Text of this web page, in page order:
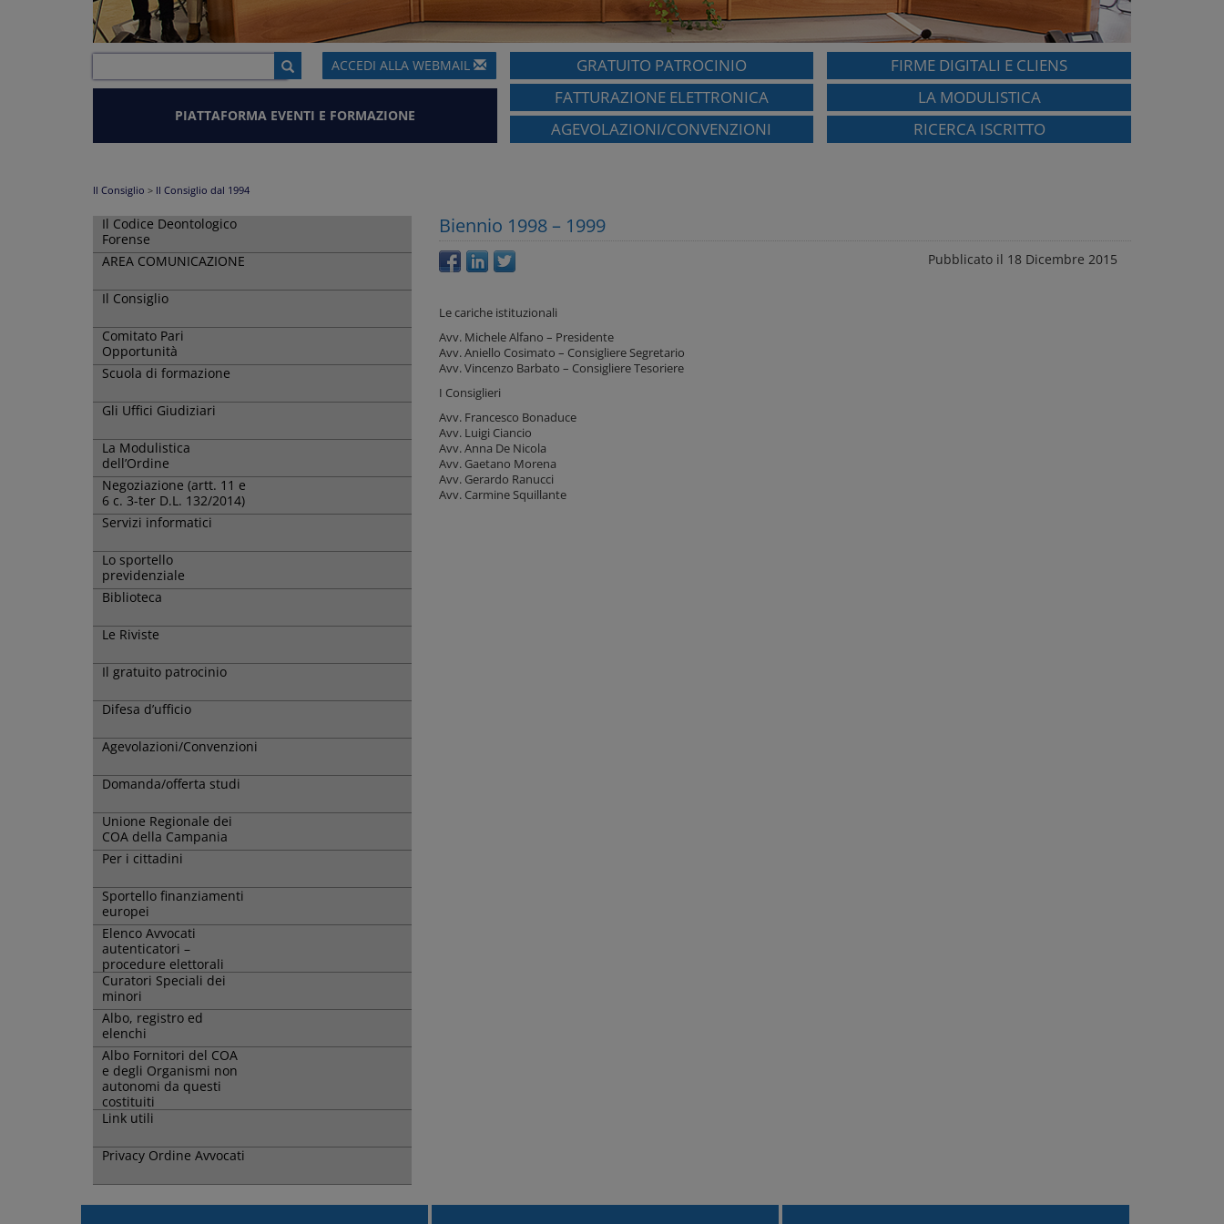
ACCEDI ALLAWEBMAIL
PIATTAFORMA EVENTI E FORMAZIONE
GRATUITO PATROCINIO
FIRME DIGITALI E CLIENS
FATTURAZIONE ELETTRONICA
LA MODULISTICA
AGEVOLAZIONI/CONVENZIONI
RICERCA ISCRITTO
Il Consiglio > Il Consiglio dal 1994
Il Codice Deontologico
Forense
AREA COMUNICAZIONE
Il Consiglio
Comitato Pari
Opportunità
Scuola di formazione
Gli Uffici Giudiziari
La Modulistica
dell’Ordine
Negoziazione (artt. 11 e
6 c. 3-ter D.L. 132/2014)
Servizi informatici
Lo sportello
previdenziale
Biblioteca
Le Riviste
Il gratuito patrocinio
Difesa d’ufficio
Agevolazioni/Convenzioni
Domanda/offerta studi
Unione Regionale dei
COA della Campania
Per i cittadini
Sportello finanziamenti
europei
Elenco Avvocati
autenticatori –
procedure elettorali
Curatori Speciali dei
minori
Albo, registro ed
elenchi
Albo Fornitori del COA
e degli Organismi non
autonomi da questi
costituiti
Link utili
Privacy Ordine Avvocati
Biennio 1998 – 1999
Pubblicato il 18 Dicembre 2015
Le cariche istituzionali
Avv. Michele Alfano – Presidente
Avv. Aniello Cosimato – Consigliere Segretario
Avv. Vincenzo Barbato – Consigliere Tesoriere
I Consiglieri
Avv. Francesco Bonaduce
Avv. Luigi Ciancio
Avv. Anna De Nicola
Avv. Gaetano Morena
Avv. Gerardo Ranucci
Avv. Carmine Squillante